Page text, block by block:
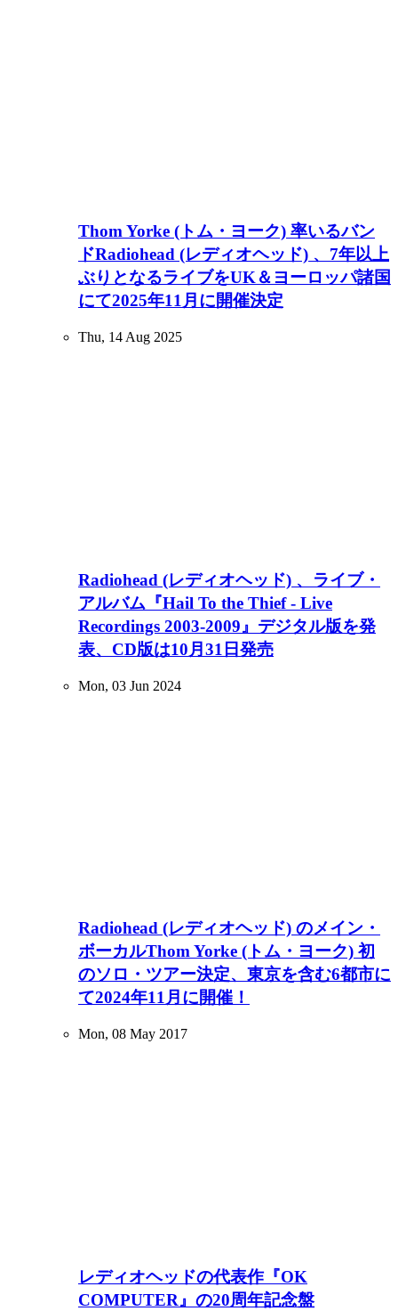
Thom Yorke (トム・ヨーク) 率いるバン
ドRadiohead (レディオヘッド) 、7年以上
ぶりとなるライブをUK＆ヨーロッパ諸国
にて2025年11月に開催決定
Thu, 14 Aug 2025
Radiohead (レディオヘッド) 、ライブ・
アルバム『Hail To the Thief - Live
Recordings 2003-2009』デジタル版を発
表、CD版は10月31日発売
Mon, 03 Jun 2024
Radiohead (レディオヘッド) のメイン・
ボーカルThom Yorke (トム・ヨーク) 初
のソロ・ツアー決定、東京を含む6都市に
て2024年11月に開催！
Mon, 08 May 2017
レディオヘッドの代表作『OK
COMPUTER』の20周年記念盤